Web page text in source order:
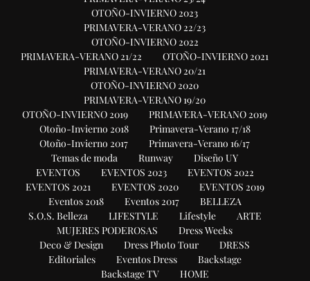
OTOÑO-INVIERNO 2023
PRIMAVERA-VERANO 22/23
OTOÑO-INVIERNO 2022
PRIMAVERA-VERANO 21/22
OTOÑO-INVIERNO 2021
PRIMAVERA-VERANO 20/21
OTOÑO-INVIERNO 2020
PRIMAVERA-VERANO 19/20
OTOÑO-INVIERNO 2019
PRIMAVERA-VERANO 2019
Otoño-Invierno 2018
Primavera-Verano 17/18
Otoño-Invierno 2017
Primavera-Verano 16/17
Temas de moda
Runway
Diseño UY
EVENTOS
EVENTOS 2023
EVENTOS 2022
EVENTOS 2021
EVENTOS 2020
EVENTOS 2019
Eventos 2018
Eventos 2017
BELLEZA
S.O.S. Belleza
LIFESTYLE Lifestyle
ARTE
MUJERES PODEROSAS
Dress Weeks
Deco & Design
Dress Photo Tour
DRESS
Editoriales
Eventos Dress
Backstage
Backstage TV
HOME